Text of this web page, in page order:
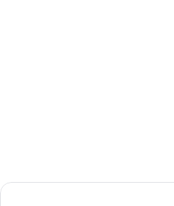
칼리다스 랜드마크72 로열 레지던